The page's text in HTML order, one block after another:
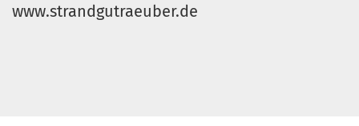
www.strandgutraeuber.de